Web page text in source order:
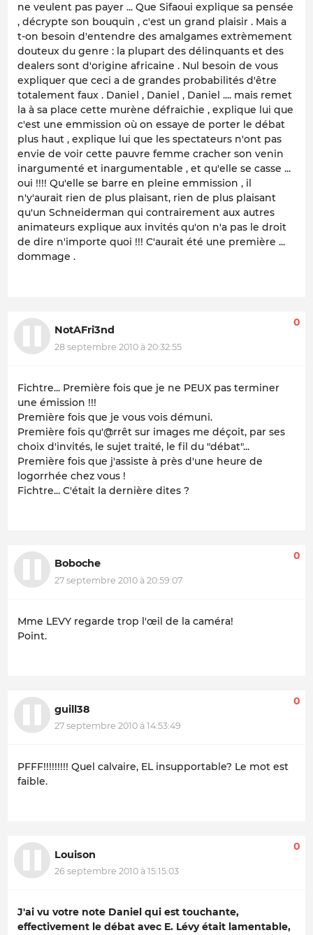
ne veulent pas payer ... Que Sifaoui explique sa pensée
, décrypte son bouquin , c'est un grand plaisir . Mais a
t-on besoin d'entendre des amalgames extrèmement
douteux du genre : la plupart des délinquants et des
dealers sont d'origine africaine . Nul besoin de vous
expliquer que ceci a de grandes probabilités d'être
totalement faux . Daniel , Daniel , Daniel .... mais remet
la à sa place cette murène défraichie , explique lui que
c'est une emmission où on essaye de porter le débat
plus haut , explique lui que les spectateurs n'ont pas
envie de voir cette pauvre femme cracher son venin
inargumenté et inargumentable , et qu'elle se casse ...
oui !!!! Qu'elle se barre en pleine emmission , il
n'y'aurait rien de plus plaisant, rien de plus plaisant
qu'un Schneiderman qui contrairement aux autres
animateurs explique aux invités qu'on n'a pas le droit
de dire n'importe quoi !!! C'aurait été une première ...
dommage .
NotAFri3nd
28 septembre 2010 à 20:32:55
0
Fichtre... Première fois que je ne PEUX pas terminer
une émission !!!
Première fois que je vous vois démuni.
Première fois qu'@rrêt sur images me déçoit, par ses
choix d'invités, le sujet traité, le fil du "débat"...
Première fois que j'assiste à près d'une heure de
logorrhée chez vous !
Fichtre... C'était la dernière dites ?
Boboche
27 septembre 2010 à 20:59:07
0
Mme LEVY regarde trop l'œil de la caméra!
Point.
guill38
27 septembre 2010 à 14:53:49
0
PFFF!!!!!!!!! Quel calvaire, EL insupportable? Le mot est
faible.
Louison
26 septembre 2010 à 15:15:03
0
J'ai vu votre note Daniel qui est touchante,
effectivement le débat avec E. Lévy était lamentable,